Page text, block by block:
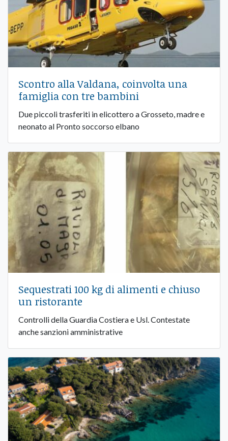
Scontro alla Valdana, coinvolta una
famiglia con tre bambini
Due piccoli trasferiti in elicottero a Grosseto, madre e
neonato al Pronto soccorso elbano
Sequestrati 100 kg di alimenti e chiuso
un ristorante
Controlli della Guardia Costiera e Usl. Contestate
anche sanzioni amministrative